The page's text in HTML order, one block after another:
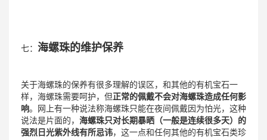
七： 海螺珠的维护保养
关于海螺珠的保养有很多理解的误区，和其他的有机宝石一
样，海螺珠需要呵护，但正常的佩戴不会对海螺珠造成任何影
响。网上有一种说法称海螺珠只能在夜间佩戴因为怕光，这种
说法是片面的， 海螺珠只对长期暴晒（一般是连续很多天）的
强烈日光紫外线有所忌讳，这一点和任何其他的有机宝石类珍